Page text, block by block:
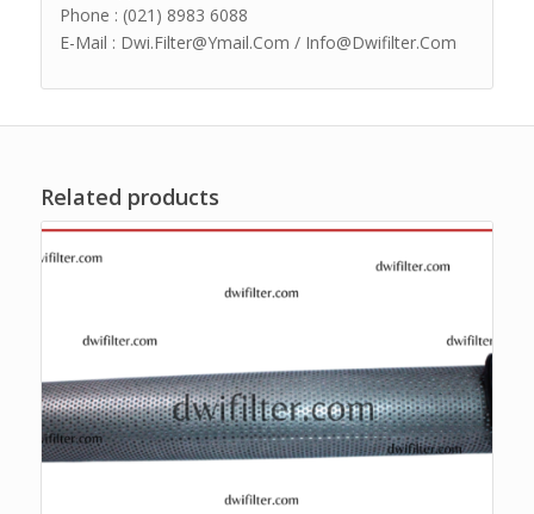
Phone : (021) 8983 6088
E-Mail : Dwi.Filter@Ymail.Com / Info@Dwifilter.Com
Related products